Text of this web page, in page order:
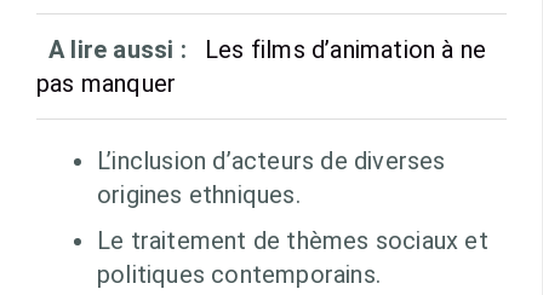
A lire aussi :
Les films d’animation à ne
pas manquer
L’inclusion d’acteurs de diverses
origines ethniques.
Le traitement de thèmes sociaux et
politiques contemporains.